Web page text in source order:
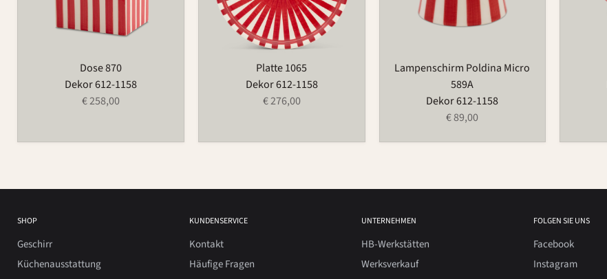
Dose 870
Dekor 612-1158
€ 258,00
Platte 1065
Dekor 612-1158
€ 276,00
Lampenschirm Poldina Micro
589A
Dekor 612-1158
€ 89,00
SHOP
Geschirr
Küchenausstattung
KUNDENSERVICE
Kontakt
Häufige Fragen
UNTERNEHMEN
HB-Werkstätten
Werksverkauf
FOLGEN SIE UNS
Facebook
Instagram